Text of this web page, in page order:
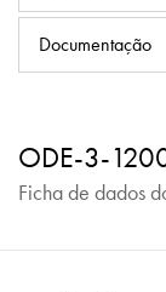
Documentação
ODE-3-
Ficha de dados